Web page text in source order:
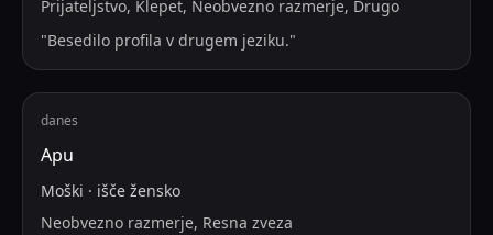
Prijateljstvo, Klepet, Neobvezno razmerje, Drugo
"Besedilo profila v drugem jeziku."
danes
Apu
Moški · išče žensko
Neobvezno razmerje, Resna zveza